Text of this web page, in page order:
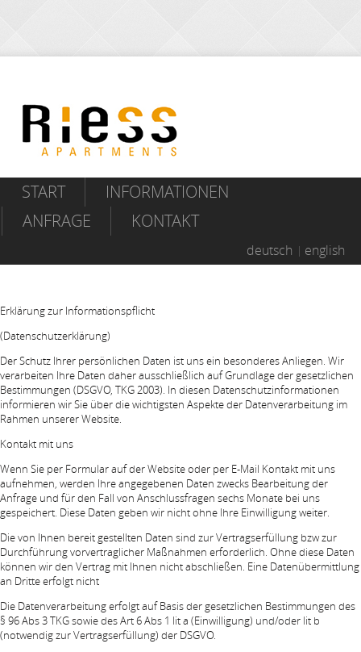
START
INFORMATIONEN
ANFRAGE
KONTAKT
deutsch english
Erklärung zur Informationspflicht
(Datenschutzerklärung)
Der Schutz Ihrer persönlichen Daten ist uns ein besonderes Anliegen. Wir
verarbeiten Ihre Daten daher ausschließlich auf Grundlage der gesetzlichen
Bestimmungen (DSGVO, TKG 2003). In diesen Datenschutzinformationen
informieren wir Sie über die wichtigsten Aspekte der Datenverarbeitung im
Rahmen unserer Website.
Kontakt mit uns
Wenn Sie per Formular auf der Website oder per E-Mail Kontakt mit uns
aufnehmen, werden Ihre angegebenen Daten zwecks Bearbeitung der
Anfrage und für den Fall von Anschlussfragen sechs Monate bei uns
gespeichert. Diese Daten geben wir nicht ohne Ihre Einwilligung weiter.
Die von Ihnen bereit gestellten Daten sind zur Vertragserfüllung bzw zur
Durchführung vorvertraglicher Maßnahmen erforderlich. Ohne diese Daten
können wir den Vertrag mit Ihnen nicht abschließen. Eine Datenübermittlung
an Dritte erfolgt nicht
Die Datenverarbeitung erfolgt auf Basis der gesetzlichen Bestimmungen des
§ 96 Abs 3 TKG sowie des Art 6 Abs 1 lit a (Einwilligung) und/oder lit b
(notwendig zur Vertragserfüllung) der DSGVO.